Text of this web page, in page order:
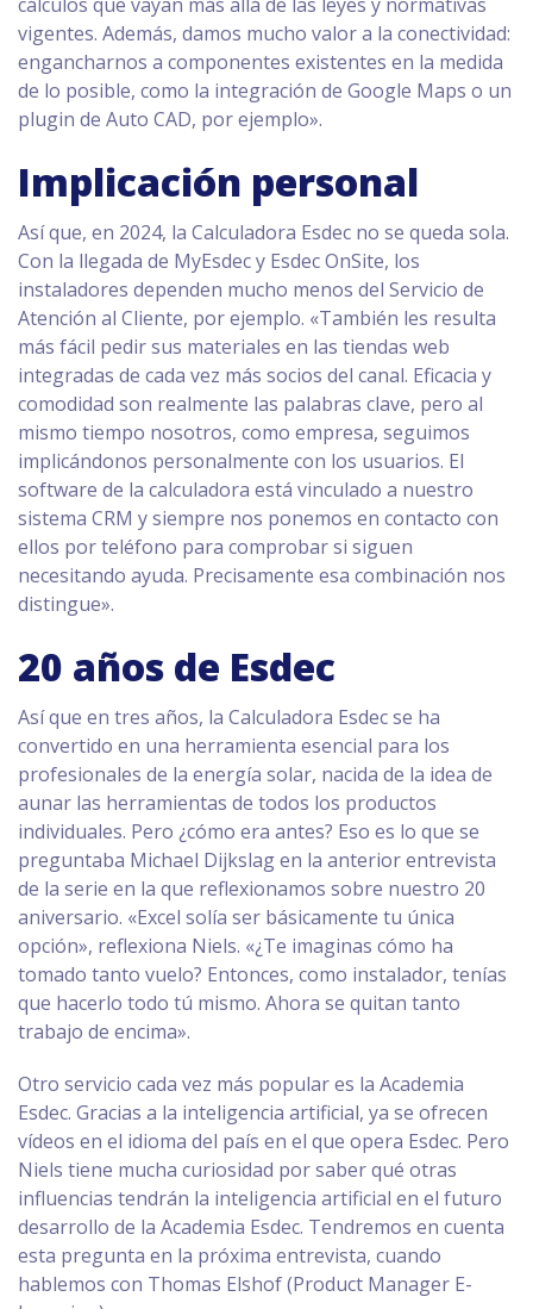
vigentes. Además, damos mucho valor a la conectividad:
engancharnos a componentes existentes en la medida
de lo posible, como la integración de Google Maps o un
plugin de Auto CAD, por ejemplo».
Implicación personal
Así que, en 2024, la Calculadora Esdec no se queda sola.
Con la llegada de MyEsdec y Esdec OnSite, los
instaladores dependen mucho menos del Servicio de
Atención al Cliente, por ejemplo. «También les resulta
más fácil pedir sus materiales en las tiendas web
integradas de cada vez más socios del canal. Eficacia y
comodidad son realmente las palabras clave, pero al
mismo tiempo nosotros, como empresa, seguimos
implicándonos personalmente con los usuarios. El
software de la calculadora está vinculado a nuestro
sistema CRM y siempre nos ponemos en contacto con
ellos por teléfono para comprobar si siguen
necesitando ayuda. Precisamente esa combinación nos
distingue».
20 años de Esdec
Así que en tres años, la Calculadora Esdec se ha
convertido en una herramienta esencial para los
profesionales de la energía solar, nacida de la idea de
aunar las herramientas de todos los productos
individuales. Pero ¿cómo era antes? Eso es lo que se
preguntaba Michael Dijkslag en la anterior entrevista
de la serie en la que reflexionamos sobre nuestro 20
aniversario. «Excel solía ser básicamente tu única
opción», reflexiona Niels. «¿Te imaginas cómo ha
tomado tanto vuelo? Entonces, como instalador, tenías
que hacerlo todo tú mismo. Ahora se quitan tanto
trabajo de encima».
Otro servicio cada vez más popular es la Academia
Esdec. Gracias a la inteligencia artificial, ya se ofrecen
vídeos en el idioma del país en el que opera Esdec. Pero
Niels tiene mucha curiosidad por saber qué otras
influencias tendrán la inteligencia artificial en el futuro
desarrollo de la Academia Esdec. Tendremos en cuenta
esta pregunta en la próxima entrevista, cuando
hablemos con Thomas Elshof (Product Manager E-